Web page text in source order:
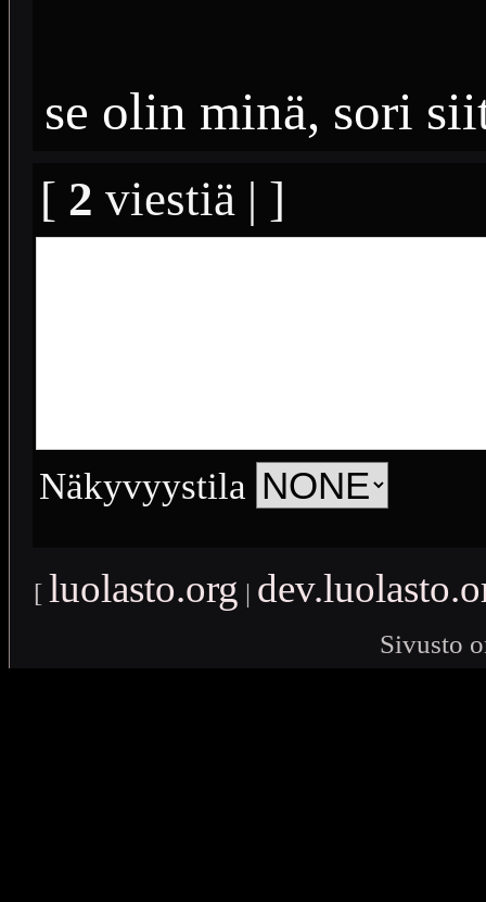
se olin minä, sori
[ 2 viestiä | ]
Näkyvyystila
[ luolasto.org |
Sivusto